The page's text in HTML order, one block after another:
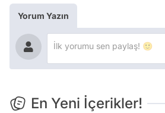
Yorum Yazın
En Yeni İçerikler!